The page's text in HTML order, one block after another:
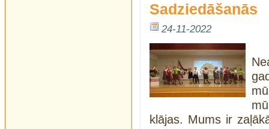
Sadziedāšanās
24-11-2022
klājas. Mums ir